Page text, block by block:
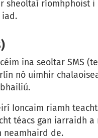
sheoltaí ríomhphoist
iad.
ina seoltar SMS
nó uimhir
Ioncaim riamh
téacs gan iarraidh
neamhaird de.